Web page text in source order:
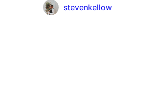
Colaboradores
stevenkellow